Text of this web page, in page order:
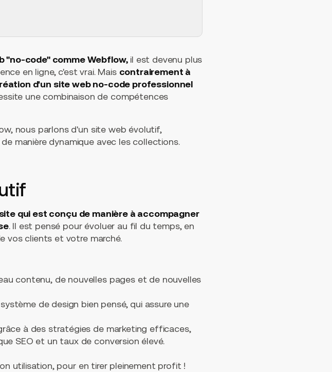
"no-code" comme Webflow,il est devenu plus
en ligne, c'est vrai. Mais contrairement à
d'un site web no-code professionnel
une combinaison de compétences
nous parlons d'un site web évolutif,
manière dynamique avec les collections.
site qui est conçu de manière à accompagner
. Il est pensé pour évoluer au fil du temps, en
vos clients et votre marché.
contenu, de nouvelles pages et de nouvelles
de design bien pensé, qui assure une
à des stratégies de marketing efficaces,
SEO et un taux de conversion élevé.
utilisation, pour en tirer pleinement profit !